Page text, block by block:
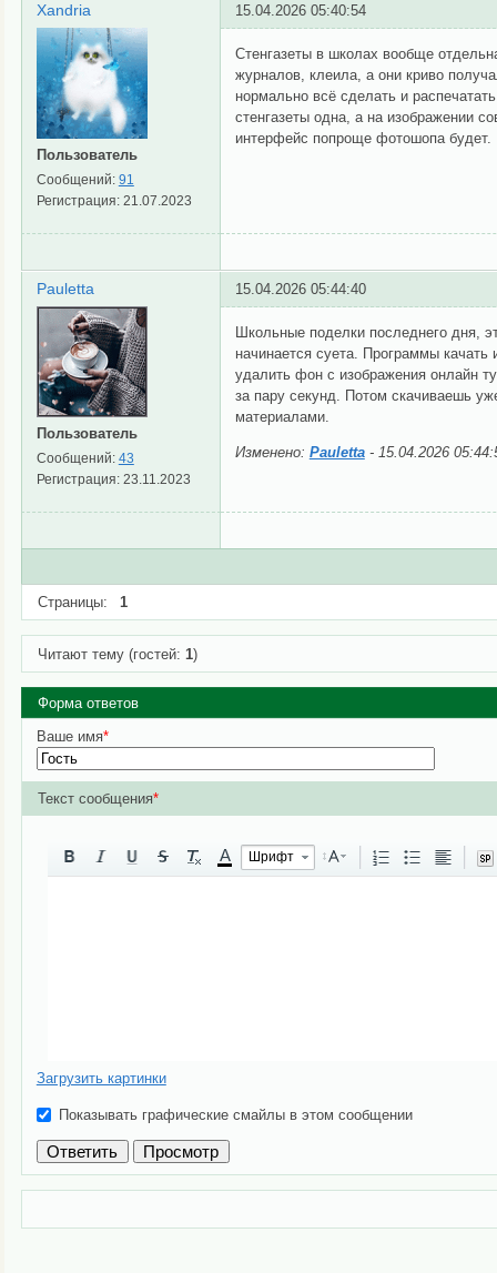
Xandria
Пользователь
Сообщений: 91
Регистрация: 21.07.2023
15.04.2026 05:40:54
Стенгазеты в школах вообще
журналов, клеила, а они криво
нормально всё сделать и
стенгазеты одна, а на изображении
интерфейс попроще фотошопа будет.
Pauletta
Пользователь
Сообщений: 43
Регистрация: 23.11.2023
15.04.2026 05:44:40
Школьные поделки последнего дня,
начинается суета. Программы
удалить фон с изображения онлайн
за пару секунд. Потом скачиваешь
материалами.
Изменено: Pauletta- 15.04.2026
Страницы: 1
Читают тему (гостей: 1)
Форма ответов
Ваше имя*
Текст сообщения*
A Шрифт
Загрузить картинки
Показывать графические смайлы в этом сообщении